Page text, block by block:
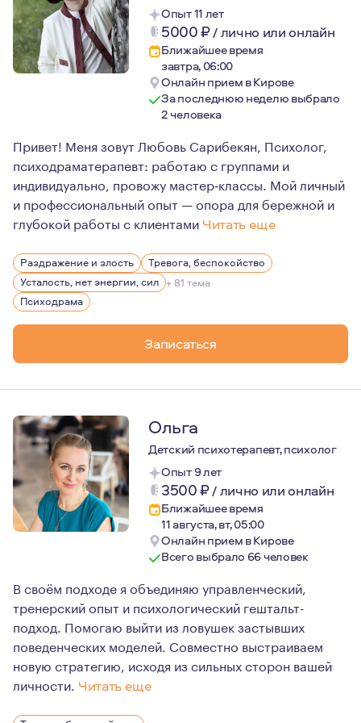
Опыт 11 лет
5000₽/лично или онлайн
Ближайшее время
завтра, 06:00
Онлайн прием в Кирове
За последнюю неделю выбрало
2 человека
Привет! Меня зовут Любовь Сарибекян, Психолог,
психодраматерапевт: работаю с группами и
индивидуально, провожу мастер‑классы. Мой личный
и профессиональный опыт — опора для бережной и
глубокой работы с клиентами Читать еще
За 10 лет работы в психологии, включая практику в
Раздражение и злость
Тревога, беспокойство
Усталость, нет энергии, сил + 81 тема
Психодрама
Записаться
Ольга
Детский психотерапевт, психолог
Опыт 9 лет
3500₽/лично или онлайн
Ближайшее время
11 августа, вт, 05:00
Онлайн прием в Кирове
Всего выбрало 66 человек
В своём подходе я объединяю управленческий,
тренерский опыт и психологический гештальт-
подход. Помогаю выйти из ловушек застывших
поведенческих моделей. Совместно выстраиваем
новую стратегию, исходя из сильных сторон вашей
личности. Читать еще
С 2008 года – бизнес-тренер, училась в школе Жанны